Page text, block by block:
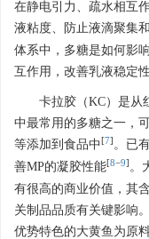
在静电引力、疏水相互
液粘度、防止液滴聚集
体系中，多糖是如何影
互作用，改善乳液稳定
卡拉胶（KC）是从
中最常用的多糖之一，
等添加到食品中 [7] 。已
善MP的凝胶性能[8−9] 。
有很高的商业价值，其
关制品品质有关键影响
优势特色的大黄鱼为原